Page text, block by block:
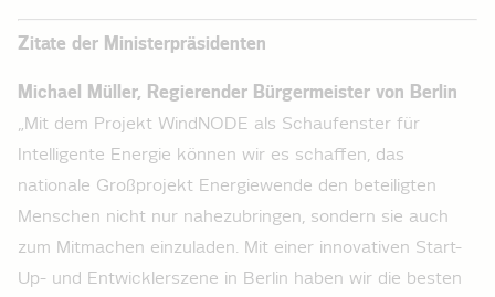
Zitate der Ministerpräsidenten
Michael Müller, Regierender Bürgermeister von Berlin
„Mit dem Projekt WindNODE als Schaufenster für
Intelligente Energie können wir es schaffen, das
nationale Großprojekt Energiewende den beteiligten
Menschen nicht nur nahezubringen, sondern sie auch
zum Mitmachen einzuladen. Mit einer innovativen Start-
Up- und Entwicklerszene in Berlin haben wir die besten